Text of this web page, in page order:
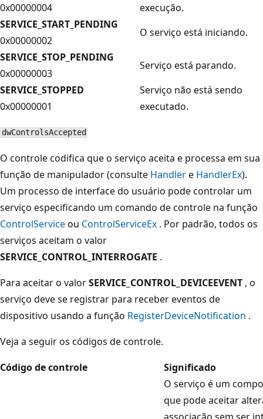
0x00000004
execução.
SERVICE_START_PENDING
0x00000002
O serviço está iniciando.
SERVICE_STOP_PENDING
0x00000003
Serviço está parando.
SERVICE_STOPPED
0x00000001
Serviço não está sendo
executado.
dwControlsAccepted
O controle codifica que o serviço aceita e processa em sua
função de manipulador (consulte Handlere HandlerEx).
Um processo de interface do usuário pode controlar um
serviço especificando um comando de controle na função
ControlServiceou ControlServiceEx . Por padrão, todos os
serviços aceitam o valor
SERVICE_CONTROL_INTERROGATE .
Para aceitar o valorSERVICE_CONTROL_DEVICEEVENT , o
serviço deve se registrar para receber eventos de
dispositivo usando a função RegisterDeviceNotification .
Veja a seguir os códigos de controle.
Código de controle
Significado
O serviço é um
que pode aceitar
associação sem ser